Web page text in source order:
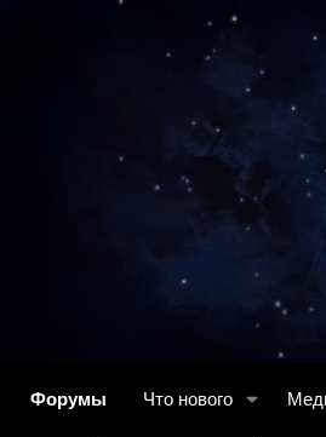
Форумы Что нового